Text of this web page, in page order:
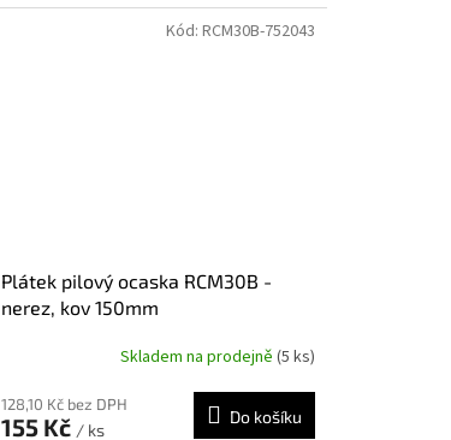
Plátek pilový ocaska RCM30B -
nerez, kov 150mm
Skladem na prodejně (5 ks)
128,10 Kč bez DPH
155 Kč / ks
Do košíku
Kód: RCM30B-752043